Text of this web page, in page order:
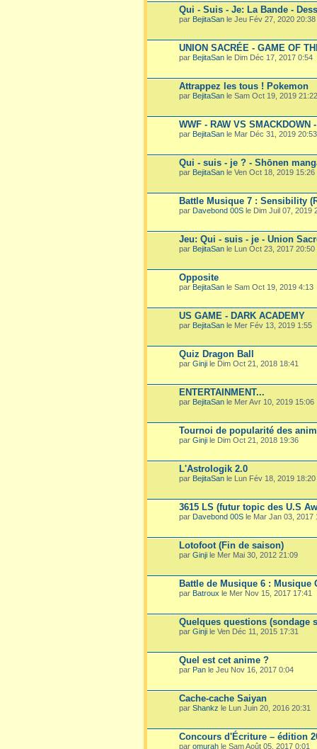
Qui - Suis - Je: La Bande -
par BejitaSan le Jeu Fév 27, 2020 20:38
UNION SACRÉE - GAME OF
par BejitaSan le Dim Déc 17, 2017 0:54
Attrappez les tous ! Pokemon
par BejitaSan le Sam Oct 19, 2019 21:22
WWF - RAW VS SMACKDOWN
par BejitaSan le Mar Déc 31, 2019 20:53
Qui - suis - je ? - Shōnen
par BejitaSan le Ven Oct 18, 2019 15:26
Battle Musique 7 : Sensibility
par Davebond 00S le Dim Juil 07, 2019
Jeu: Qui - suis - je - Union
par BejitaSan le Lun Oct 23, 2017 20:50
Opposite
par BejitaSan le Sam Oct 19, 2019 4:13
US GAME - DARK ACADEMY
par BejitaSan le Mer Fév 13, 2019 1:55
Quiz Dragon Ball
par Ginji le Dim Oct 21, 2018 18:41
ENTERTAINMENT...
par BejitaSan le Mer Avr 10, 2019 15:06
Tournoi de popularité des
par Ginji le Dim Oct 21, 2018 19:36
L'Astrologik 2.0
par BejitaSan le Lun Fév 18, 2019 18:20
3615 LS (futur topic des U.S
par Davebond 00S le Mar Jan 03, 2017
Lotofoot (Fin de saison)
par Ginji le Mer Mai 30, 2012 21:09
Battle de Musique 6 : Musique
par Batroux le Mer Nov 15, 2017 17:41
Quelques questions (sondage
par Ginji le Ven Déc 11, 2015 17:31
Quel est cet anime ?
par Pan le Jeu Nov 16, 2017 0:04
Cache-cache Saiyan
par Shankz le Lun Juin 20, 2016 20:31
Concours d'Écriture – édition
par omurah le Sam Août 05, 2017 0:01